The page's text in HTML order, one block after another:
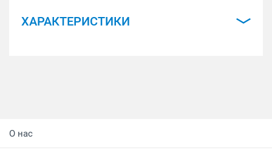
ХАРАКТЕРИСТИКИ
О нас